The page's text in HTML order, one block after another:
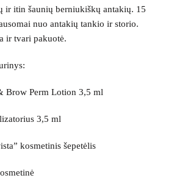
ir itin šaunių berniukiškų antakių. 15
nuo antakių tankio ir storio.
ir tvari pakuotė.
Brow Perm Lotion 3,5 ml
3,5 ml
kosmetinis šepetėlis